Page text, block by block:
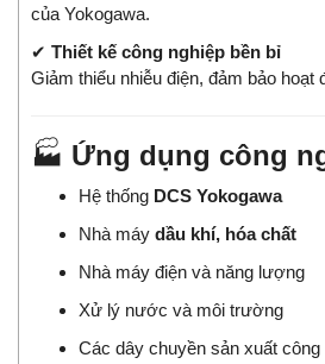
của Yokogawa.
✔ Thiết kế công nghiệp bền bỉ
Giảm thiểu nhiễu điện, đảm bảo hoạt
🏭 Ứng dụng công
Hệ thống DCS Yokogawa
Nhà máy dầu khí, hóa chất
Nhà máy điện và năng lượng
Xử lý nước và môi trường
Các dây chuyền sản xuất công